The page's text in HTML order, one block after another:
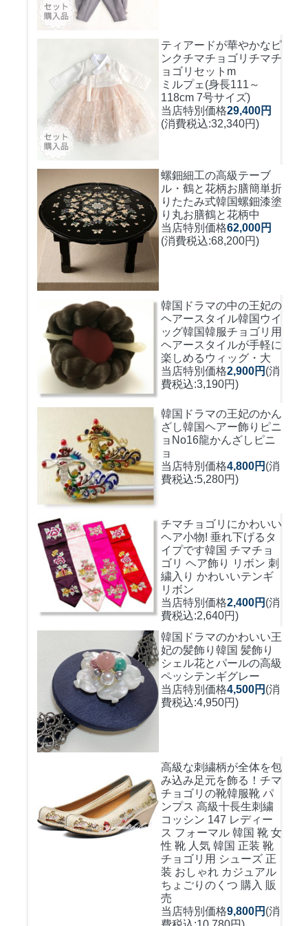
ティアードが華やかなピ
ンクチマチョゴリ チマチ
ョゴリセットm
ミルプェ(身長111～
118cm 7号サイズ)
当店特別価格29,400円
(消費税込:32,340円)
螺鈿細工の高級テーブ
ル・鶴と花柄お膳簡単折
りたたみ式韓国螺鈿漆塗
り丸お膳鶴と花柄中
当店特別価格62,000円
(消費税込:68,200円)
韓国ドラマの中の王妃の
ヘアースタイル韓国ウイ
ッグ韓国韓服チョゴリ用
ヘアースタイルが手軽に
楽しめるウィッグ・大
当店特別価格2,900円 (消
費税込:3,190円)
韓国ドラマの王妃のかん
ざし韓国ヘアー飾りピニ
ョNo16龍かんざしピニ
ョ
当店特別価格4,800円 (消
費税込:5,280円)
チマチョゴリにかわいい
ヘア小物! 垂れ下げるタ
イプです韓国 チマチョ
ゴリ ヘア飾り リボン 刺
繍入り かわいいテンギ
リボン
当店特別価格2,400円 (消
費税込:2,640円)
韓国ドラマのかわいい王
妃の髪飾り 韓国 髪飾り
シェル花とパールの高級
ペッシテンギグレー
当店特別価格4,500円 (消
費税込:4,950円)
高級な刺繍柄が全体を包
み込み足元を飾る！ チマ
チョゴリの靴韓服靴 パ
ンプス 高級十長生刺繍
コッシン 147 レディー
ス フォーマル 韓国 靴 女
性 靴 人気 韓国 正装 靴
チョゴリ用 シューズ 正
装 おしゃれ カジュアル
ちょごりのくつ 購入 販
売
当店特別価格9,800円 (消